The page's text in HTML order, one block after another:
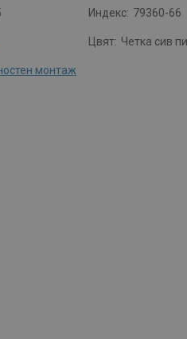
Индекс: 79360-66
Цвят: Четка сив
монтаж